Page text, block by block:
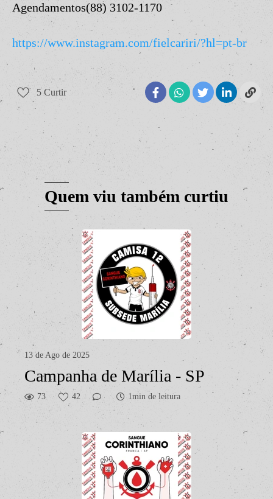
Agendamentos(88) 3102-1170
https://www.instagram.com/fielcariri/?hl=pt-br
5 Curtir
Quem viu também curtiu
13 de Ago de 2025
Campanha de Marília - SP
73 42 1min de leitura